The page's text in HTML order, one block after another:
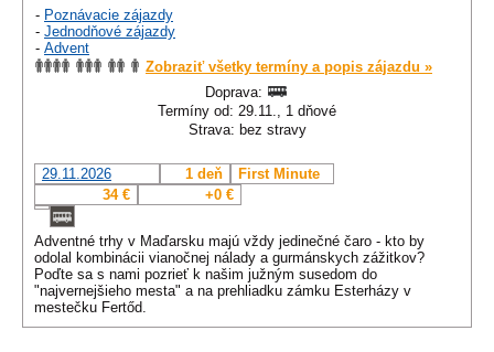
- Poznávacie zájazdy
- Jednodňové zájazdy
- Advent
Zobraziť všetky termíny a popis zájazdu »
Doprava:
Termíny od: 29.11., 1 dňové
Strava: bez stravy
29.11.2026 1 deň
First Minute
34 €
+0 €
Adventné trhy v Maďarsku majú vždy jedinečné čaro - kto by
odolal kombinácii vianočnej nálady a gurmánskych zážitkov?
Poďte sa s nami pozrieť k našim južným susedom do
"najvernejšieho mesta" a na prehliadku zámku Esterházy v
mestečku Fertőd.